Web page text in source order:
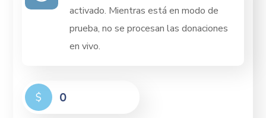
activado. Mientras está en modo de
prueba, no se procesan las donaciones
en vivo.
$ 0